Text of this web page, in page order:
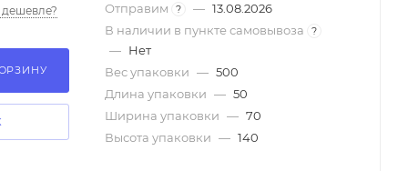
телефона, буклет Размер упаковки: 125*70*50
Отправим ? — 13.08.2026
В наличии в пункте самовывоза
?
— Нет
Вес упаковки — 500
Длина упаковки — 50
Ширина упаковки — 70
Высота упаковки — 140